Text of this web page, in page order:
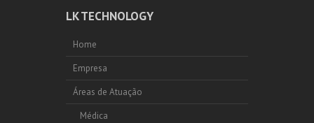
LK TECHNOLOGY
Home
Empresa
Áreas de Atuação
Médica